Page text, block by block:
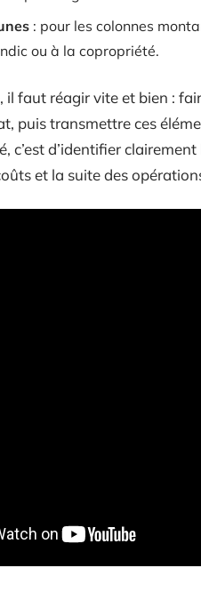
: pour les colonnes
ou à la copropriété.
il faut réagir vite et bien :
puis transmettre ces
c’est d’identifier
et la suite des